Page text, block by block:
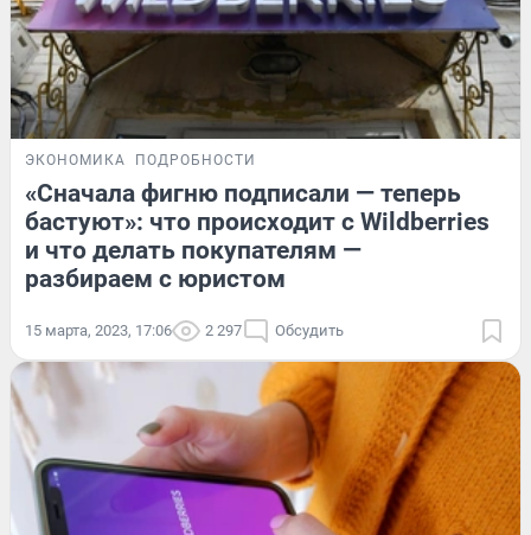
ЭКОНОМИКА ПОДРОБНОСТИ
«Сначала фигню подписали — теперь
бастуют»: что происходит с Wildberries
и что делать покупателям —
разбираем с юристом
15 марта, 2023, 17:06 2 297 Обсудить